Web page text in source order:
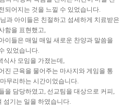
되어지는 것을 느낄 수 있었습니다.
과 아이들은 친절하고 섬세하게 치료받은
함을 표현했고,
이들은 매일 매일 새로운 찬양과 말씀을
있었습니다.
사 모임을 가졌는데,
진 근육을 물어주는 마사지와 게임을 통
무리하는 시간이었습니다.
을 담당하였고, 선교팀을 대상으로 커피,
섬기는 일을 하였습니다.